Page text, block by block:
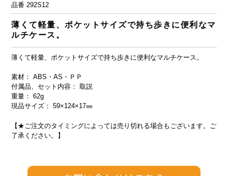
品番 292S12
薄くて軽量、ポケットサイズで持ち歩きに便利なマ
ルチケース。
薄くて軽量、ポケットサイズで持ち歩きに便利なマルチケース。
素材： ABS・AS・ＰＰ
付属品、セット内容： 取説
重量： 62g
現品サイズ： 59×124×17㎜
【★ご注文のタイミングによっては売り切れる場合もございます。ご
了承ください。】